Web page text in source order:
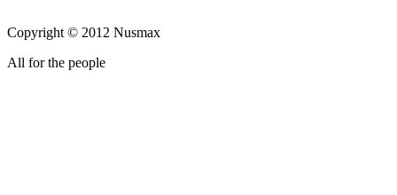
Copyright © 2012 Nusmax
All for the people